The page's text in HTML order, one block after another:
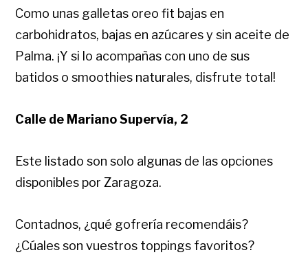
Como unas galletas oreo fit bajas en
carbohidratos, bajas en azúcares y sin aceite de
Palma. ¡Y si lo acompañas con uno de sus
batidos o smoothies naturales, disfrute total!
Calle de Mariano Supervía, 2
Este listado son solo algunas de las opciones
disponibles por Zaragoza.
Contadnos, ¿qué gofrería recomendáis?
¿Cúales son vuestros toppings favoritos?